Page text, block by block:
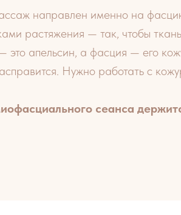
направлен именно на
растяжения — так, чтобы
это апельсин, а фасция — его
Нужно работать с
сеанса